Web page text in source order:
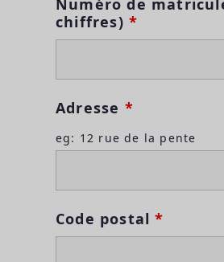
chiffres) *
Adresse *
eg: 12 rue de la pente
Code postal*